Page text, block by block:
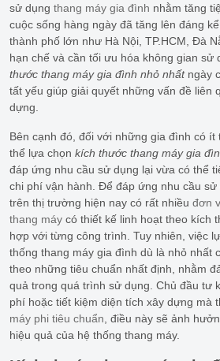
sử dụng thang máy gia đình nhằm tăng
cuộc sống hàng ngày đã tăng lên đáng
thành phố lớn như Hà Nội, TP.HCM, Đà
hạn chế và cần tối ưu hóa không gian sử
thước thang máy gia đình nhỏ nhấtngày
tất yếu giúp giải quyết những vấn đề liên
dựng.
Bên cạnh đó, đối với những gia đình có ít
thể lựa chọn kích thước thang máy gia
đáp ứng nhu cầu sử dụng lại vừa có thể
chi phí vận hành. Để đáp ứng nhu cầu sử
trên thị trường hiện nay có rất nhiều đơn
thang máy có thiết kế linh hoạt theo kích
hợp với từng công trình. Tuy nhiên, việc
thống thang máy gia đình dù là nhỏ nhất
theo những tiêu chuẩn nhất định, nhằm
quả trong quá trình sử dụng. Chủ đầu tư
phí hoặc tiết kiệm diện tích xây dựng mà
máy phi tiêu chuẩn , điều này sẽ ảnh
hiệu quả của hệ thống thang máy.